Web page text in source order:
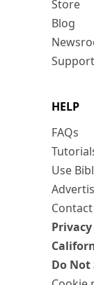
Store
Blog
HELP
FAQs
Use
Do